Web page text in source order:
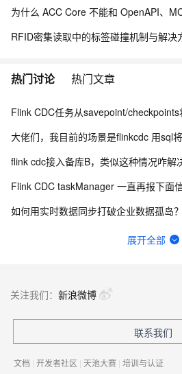
为什么 ACC Core 不能和 OpenAPI、
RFID密集读取中的标签碰撞机制与解决
热门讨论 热门文章
Flink CDC任务从savepoint/
flink cdc接入备库B，类似这种情况咋解
如何用实时数据同步打破企业数据孤岛？
这个错误会是flinkcdc解析的问题吗？
Flink cdc sqlserver 希望不同步某些数据
展开全部
关注我们： 新浪微博
联系我们
文档 | 开发者社区 | 天池大赛 | 培训与认证